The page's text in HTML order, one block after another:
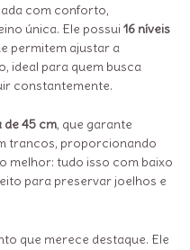
com conforto,
única. Ele possui 16 níveis
permitem ajustar a
ideal para quem busca
constantemente.
de 45 cm, que garante
trancos, proporcionando
melhor: tudo isso com baixo
para preservar joelhos e
que merece destaque. Ele